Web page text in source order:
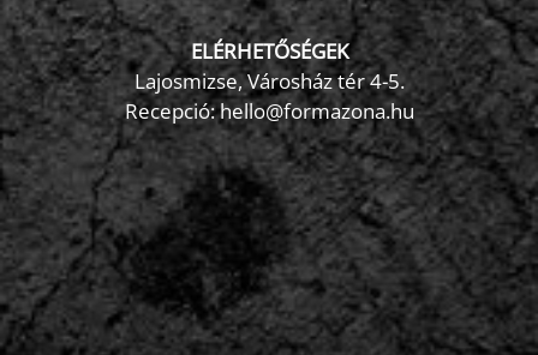
ELÉRHETŐSÉGEK
Lajosmizse, Városház tér 4-5.
Recepció:hello@formazona.hu